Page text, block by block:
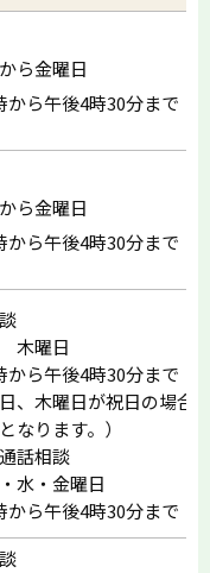
ら金曜日
から午後4時30分まで
ら金曜日
から午後4時30分まで
木曜日
から午後4時30分まで
日、木曜日が祝日の場合
なります。）
話相談
水・金曜日
から午後4時30分まで